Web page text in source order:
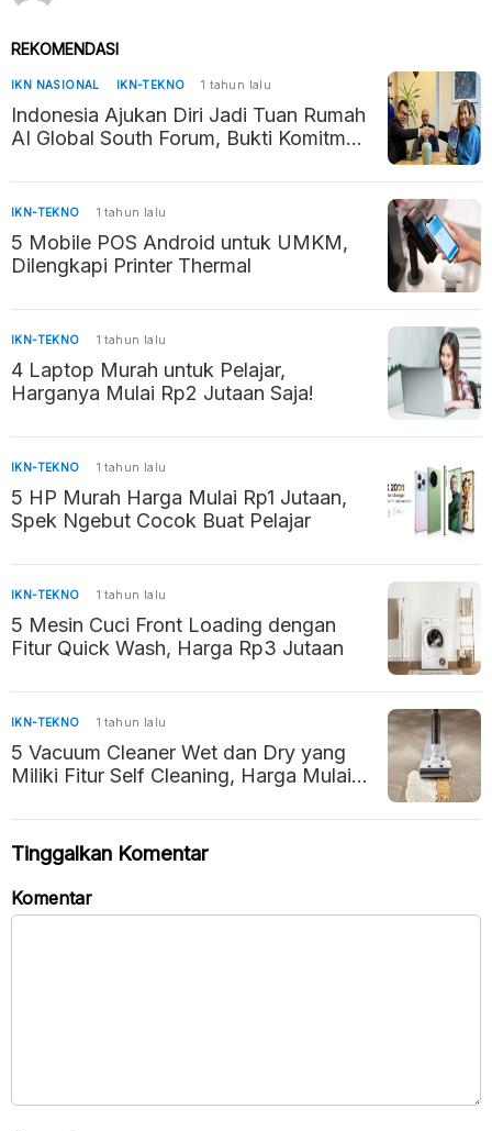
REKOMENDASI
IKN NASIONAL IKN-TEKNO 1 tahun lalu
Indonesia Ajukan Diri Jadi Tuan Rumah
AI Global South Forum, Bukti Komitmen
IKN-TEKNO 1 tahun lalu
5 Mobile POS Android untuk UMKM,
Dilengkapi Printer Thermal
IKN-TEKNO 1 tahun lalu
4 Laptop Murah untuk Pelajar,
Harganya Mulai Rp2 Jutaan Saja!
IKN-TEKNO 1 tahun lalu
5 HP Murah Harga Mulai Rp1 Jutaan,
Spek Ngebut Cocok Buat Pelajar
IKN-TEKNO 1 tahun lalu
5 Mesin Cuci Front Loading dengan
Fitur Quick Wash, Harga Rp3 Jutaan
IKN-TEKNO 1 tahun lalu
5 Vacuum Cleaner Wet dan Dry yang
Miliki Fitur Self Cleaning, Harga Mulai
Tinggalkan Komentar
Komentar